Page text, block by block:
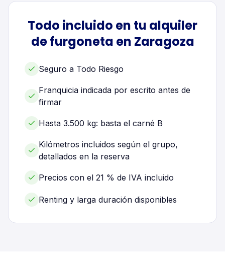
Todo incluido en tu alquiler
defurgoneta en Zaragoza
Seguro a Todo Riesgo
Franquicia indicada por escrito antes de
firmar
Hasta 3.500 kg: basta el carné B
Kilómetros incluidos según el grupo,
detallados en la reserva
Precios con el 21 % de IVA incluido
Renting y larga duración disponibles